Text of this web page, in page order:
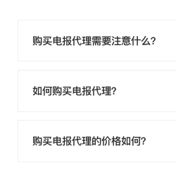
购买电报代理需要注意什么？
如何购买电报代理？
购买电报代理的价格如何？